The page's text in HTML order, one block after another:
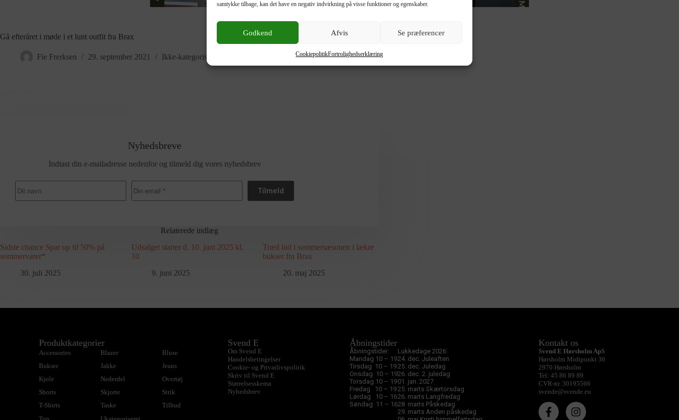
samtykke tilbage, kan det have en negativ indvirkning på visse funktioner og egenskaber.
Godkend Afvis Se præferencer
CookiepolitikFortrolighedserklæring
Gå efteråret i møde i et lunt outfit fra Brax
Fie Frerksen 29. september 2021 Ikke-kategoriseret
Nyhedsbreve
Indtast din e-mailadresse nedenfor og tilmeld dig vores nyhedsbrev
Tilmeld
Relaterede indlæg
Sidste chance Spar op til 50% på
sommervarer*
30. juli 2025
Udsalget starter d. 10. juni 2025 kl.
10
9. juni 2025
Træd ind i sommersæsonen i lækre
bukser fra Brax
20. maj 2025
Produktkategorier
Accessories Blazer
Bluse
Bukser
Jakke
Jeans
Kjole
Nederdel
Overtøj
Shorts
Skjorte
Strik
T-Shirts
Taske
Tilbud
Svend E
Om Svend E
Handelsbetingelser
Cookie- og Privatlivspolitik
Skriv til Svend E
Størrelsesskema
Nyhedsbrev
Åbningstider
Åbningstider:
Mandag 10 – 19
Tirsdag 10 – 19
Onsdag 10 – 19
Torsdag 10 – 19
Fredag 10 – 19
Lørdag 10 – 16
Søndag 11 – 16
Lukkedage 2026:
24. dec. Juleaften
25. dec. Juledag
26. dec. 2. juledag
01. jan. 2027
25. marts Skærtorsdag
26. marts Langfredag
28. marts Påskedag
29. marts Anden påskedag
Kontakt os
Svend E Hørsholm ApS
Hørsholm Midtpunkt 36
2970 Hørsholm
Tel: 45 86 89 89
CVR-nr. 30195566
svende@svende.eu